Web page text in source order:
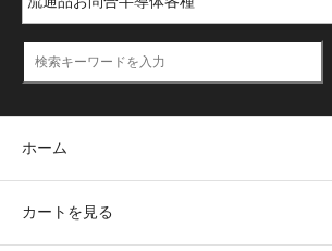
ホーム
カートを見る